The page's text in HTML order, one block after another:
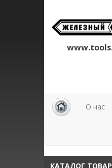
О нас
КАТАЛОГ